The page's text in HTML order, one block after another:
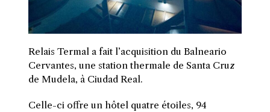
Relais Termal a fait l’acquisition du Balneario
Cervantes, une station thermale de Santa Cruz
de Mudela, à Ciudad Real.
Celle-ci offre un hôtel quatre étoiles, 94